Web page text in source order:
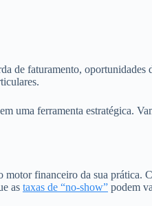
de faturamento,
uma ferramenta estratégica.
financeiro da sua prática.
as taxas de “no-show” podem